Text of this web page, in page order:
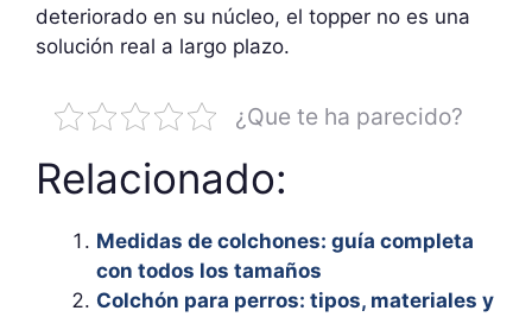
deteriorado en su núcleo, el topper no es una
solución real a largo plazo.
¿Que te ha parecido?
Relacionado:
Medidas de colchones: guía completa
con todos los tamaños
Colchón para perros: tipos, materiales y